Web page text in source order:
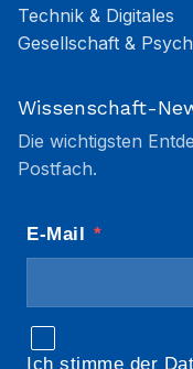
Technik & Digitales
Gesellschaft &
Wissenschaft-
Die wichtigsten
Postfach.